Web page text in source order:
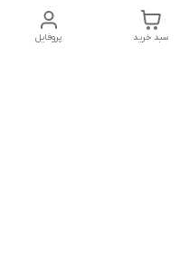
پروفایل سبد خرید